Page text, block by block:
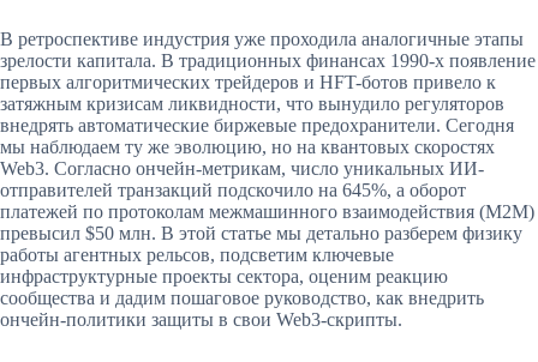
В ретроспективе индустрия уже проходила аналогичные этапы
зрелости капитала. В традиционных финансах 1990-х появление
первых алгоритмических трейдеров и HFT-ботов привело к
затяжным кризисам ликвидности, что вынудило регуляторов
внедрять автоматические биржевые предохранители. Сегодня
мы наблюдаем ту же эволюцию, но на квантовых скоростях
Web3. Согласно ончейн-метрикам, число уникальных ИИ-
отправителей транзакций подскочило на 645%, а оборот
платежей по протоколам межмашинного взаимодействия (M2M)
превысил $50 млн. В этой статье мы детально разберем физику
работы агентных рельсов, подсветим ключевые
инфраструктурные проекты сектора, оценим реакцию
сообщества и дадим пошаговое руководство, как внедрить
ончейн-политики защиты в свои Web3-скрипты.